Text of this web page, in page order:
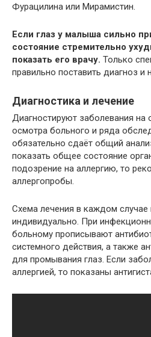
Фурацилина или Мирамистин.
Если глаз у малыша сильно
состояние стремительно
показать его врачу. Только
правильно поставить диагноз и
Диагностика и лечение
Диагностируют заболевания на
осмотра больного и ряда
обязательно сдаёт общий
показать общее состояние
подозрение на аллергию, то
аллергопробы.
Схема лечения в каждом случае
индивидуально. При
больному прописывают
системного действия, а также
для промывания глаз. Если
аллергией, то показаны